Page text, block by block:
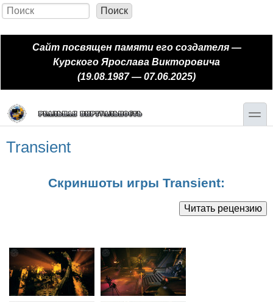
Перейти к основному содержанию
Skip to search
Форма поиска
Поиск
Сайт посвящен памяти его создателя —
Курского Ярослава Викторовича
(19.08.1987 — 07.06.2025)
toggle
Transient
Скриншоты игры Transient: